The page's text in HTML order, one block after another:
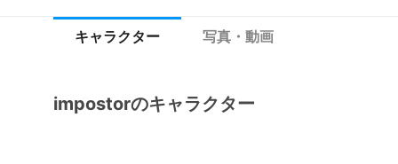
キャラクター 写真・動画
impostorのキャラクター